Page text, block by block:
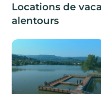
Locations de
alentours